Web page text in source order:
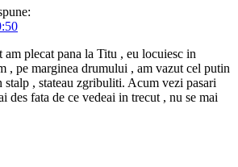
am plecat pana la Titu , eu locuiesc in
, pe marginea drumului , am vazut cel putin
stalp , stateau zgribuliti. Acum vezi pasari
des fata de ce vedeai in trecut , nu se mai